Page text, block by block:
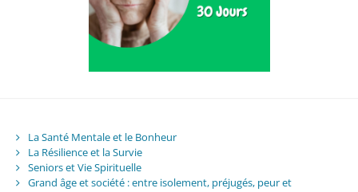
La Santé Mentale et le Bonheur
La Résilience et la Survie
Seniors et Vie Spirituelle
Grand âge et société : entre isolement, préjugés, peur et